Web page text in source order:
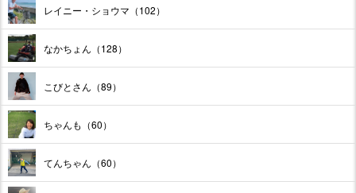
レイニー・ショウマ（102）
なかちょん（128）
こびとさん（89）
ちゃんも（60）
てんちゃん（60）